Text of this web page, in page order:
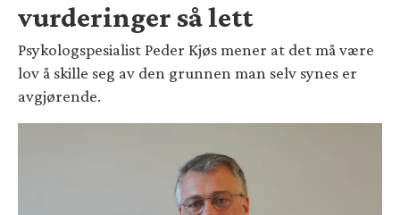
vurderinger så lett
Psykologspesialist Peder Kjøs mener at det må være
lov å skille seg av den grunnen man selv synes er
avgjørende.